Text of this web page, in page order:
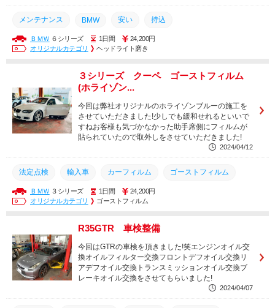
メンテナンス BMW 安い 持込
オリジナルカーフィルム オリジナルフィルム
コーティング 土日営業 安城市 豊橋市
西尾市 幸田町 岡崎市 豊田市
ＢＭＷ ６シリーズ 1日間
24,200円
オリジナルカテゴリ
ヘッドライト磨き
３シリーズ クーペ ゴーストフィルム
(ホライゾン...
今回は弊社オリジナルのホライゾンブルーの施工を
させていただきました!少しでも緩和せれるといいで
すねお客様も気づかなかった助手席側にフィルムが
貼られていたので取外しをさせていただきました!
2024/04/12
法定点検 輸入車 カーフィルム ゴーストフィルム
持ち込み 取付 カスタム コーティング
安城市 豊橋市 幸田町
ＢＭＷ ３シリーズ 1日間
24,200円
オリジナルカテゴリ
ゴーストフィルム
R35GTR 車検整備
今回はGTRの車検を頂きました!笑エンジンオイル交
換オイルフィルター交換フロントデフオイル交換リ
アデフオイル交換トランスミッションオイル交換ブ
レーキオイル交換をさせてもらいました!
2024/04/07